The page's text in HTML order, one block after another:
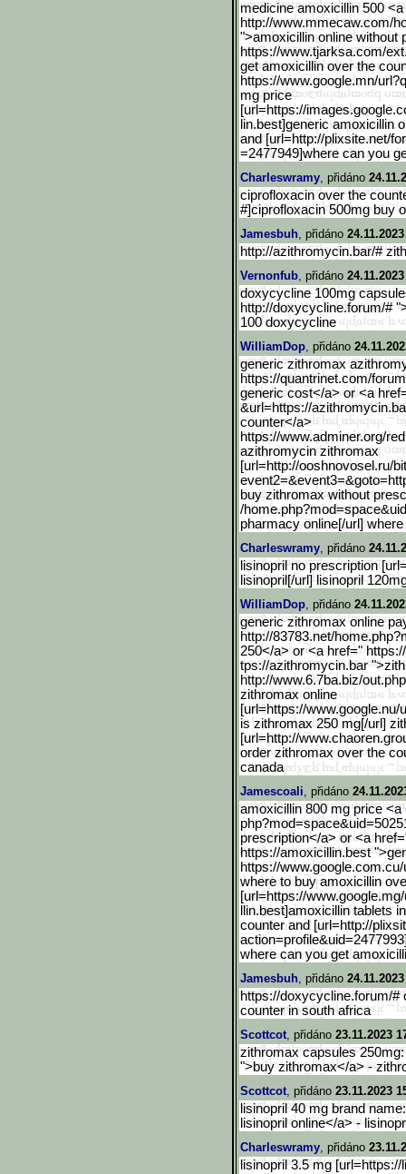
medicine amoxicillin 500
http://www.mmecaw.com/
">amoxicillin online without
https://www.tjarksa.com/
get amoxicillin over the
https://www.google.mn/url
mg price
[url=https://images.googl
lin.best]generic amoxicillin
and [url=http://plixsite.net/
=2477949]where can you
Charleswramy, přidáno
ciprofloxacin over the
#]ciprofloxacin 500mg buy
Jamesbuh, přidáno
http://azithromycin.bar/#
Vernonfub, přidáno
doxycycline 100mg
http://doxycycline.forum/#
100 doxycycline
WilliamDop, přidáno
generic zithromax
https://quantrinet.com/
generic cost</a> or <a
&url=https://
counter</a>
https://www.adminer.org/r
azithromycin zithromax
[url=http://ooshnovosel.ru/
buy zithromax without
/
pharmacy online[/url]
Charleswramy, přidáno
lisinopril no prescription
lisinopril[/url] lisinopril
WilliamDop, přidáno
generic zithromax online
http://83783.net/
250</a> or <a href="
tps://azithromycin.bar
http://www.6.7ba.biz/out.
zithromax online
[url=https://www.google.nu/
is zithromax 250 mg[/url]
[url=http://
order zithromax over the
canada
Jamescoali, přidáno
amoxicillin 800 mg price
prescription</a> or <a
https://amoxicillin.best
https://www.google.com.cu/
where to buy amoxicillin
[url=https://www.google.m
llin.best]amoxicillin tablets
counter and [url=http://
action=profile&uid
where can you get
Jamesbuh, přidáno
https://doxycycline.forum/#
counter in south africa
Scottcot, přidáno 23.11.2023
zithromax capsules
">buy zithromax</a> -
Scottcot, přidáno 23.11.2023
lisinopril 40 mg brand
lisinopril online</a> -
Charleswramy, přidáno
lisinopril 3.5 mg [url=https://